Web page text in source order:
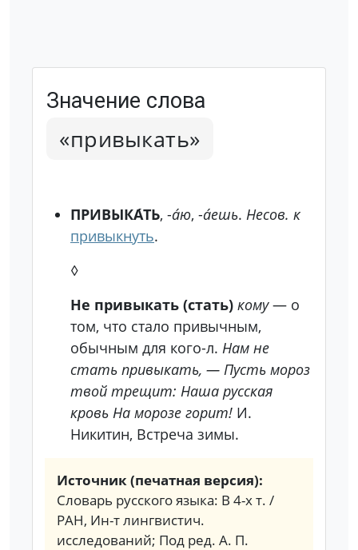
Значение слова
«привыкать»
ПРИВЫКА́ТЬ, -а́ю, -а́ешь. Несов. к
привыкнуть.
◊
Не привыкать (стать) кому— о
том, что стало привычным,
обычным для кого-л. Нам не
стать привыкать, — Пусть мороз
твой трещит: Наша русская
кровь На морозе горит! И.
Никитин, Встреча зимы.
Источник (печатная версия):
Словарь русского языка: В 4-х т. /
РАН, Ин-т лингвистич.
исследований; Под ред. А. П.